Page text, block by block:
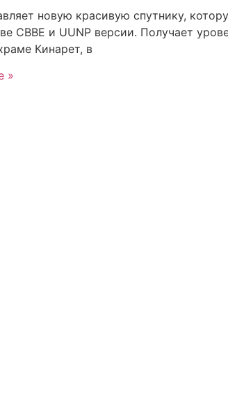
новую красивую спутнику,
CBBE и UUNP версии. Получает
Кинарет, в
»